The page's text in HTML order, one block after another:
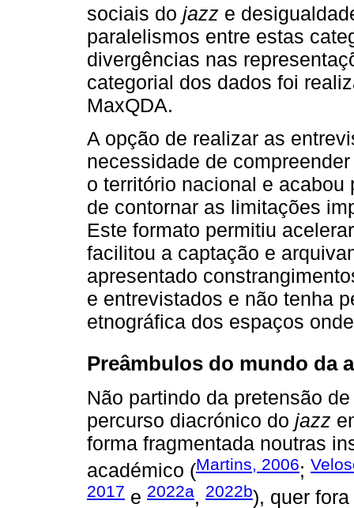
sociais do jazz e
paralelismos entre estas
divergências nas
categorial dos dados foi
MaxQDA.
A opção de realizar as
necessidade de
o território nacional e
de contornar as limitações
Este formato permitiu
facilitou a captação e
apresentado
e entrevistados e não tenha
etnográfica dos espaços
Preâmbulos do mundo da
Não partindo da pretensão
percurso diacrónico do jazz
forma fragmentada noutras
académico (Martins, 2006;
2017 e 2022a, 2022b), quer fora